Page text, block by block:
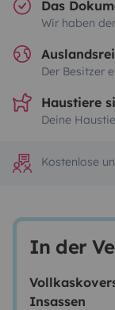
Das
Wir haben
Der Besitzer
Haustiere
Deine
Kostenlose
In der
Insassen